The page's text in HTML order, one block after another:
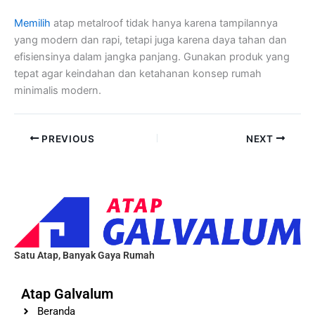
Memilih atap metalroof tidak hanya karena tampilannya
yang modern dan rapi, tetapi juga karena daya tahan dan
efisiensinya dalam jangka panjang. Gunakan produk yang
tepat agar keindahan dan ketahanan konsep rumah
minimalis modern.
PREVIOUS NEXT
Satu Atap, Banyak Gaya Rumah
Atap Galvalum
Beranda